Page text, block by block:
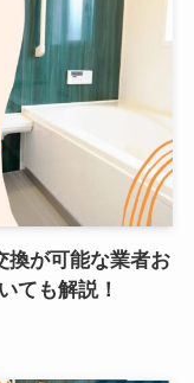
換が可能な業者お
ても解説！